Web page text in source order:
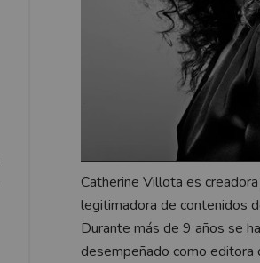
Catherine Villota es
legitimadora de contenidos
Durante más de 9 años se ha
desempeñado como editora